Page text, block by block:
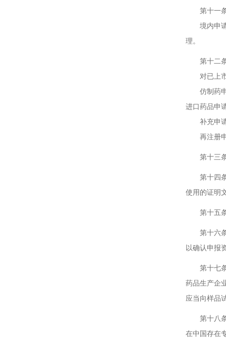
第十一条
境内申请
理。
第十二条
对已上市
仿制药申
进口药品申
补充申请
再注册申
第十三条
第十四条
使用的证明
第十五条
第十六条
以确认申报
第十七条
药品生产企
应当向样品
第十八条
在中国存在